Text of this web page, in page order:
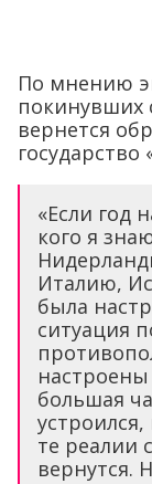
По мнению
покинувших
вернется
«Если год
кого я
Италию,
была
ситуация
настроены
большая
те реалии
вернутся.